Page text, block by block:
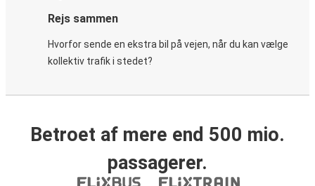
Rejs sammen
Hvorfor sende en ekstra bil på vejen, når du kan vælge
kollektiv trafik i stedet?
Betroet af mere end 500 mio.
passagerer.